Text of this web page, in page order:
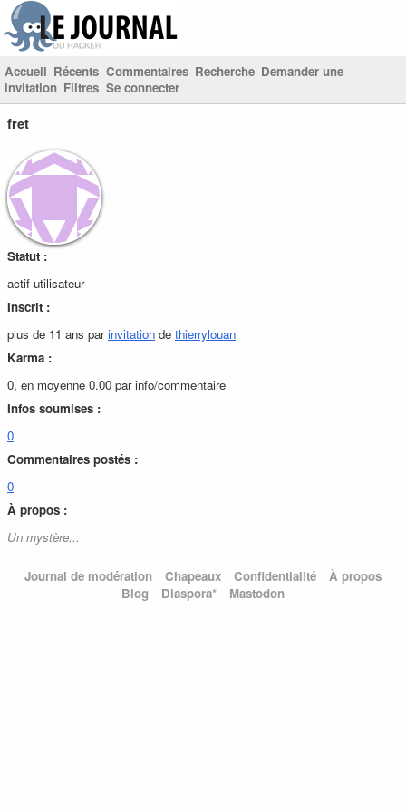
Accueil Récents Commentaires Recherche Demander une
invitation Filtres Se connecter
fret
Statut :
actif utilisateur
Inscrit :
plus de 11 ans parinvitation de thierrylouan
Karma :
0, en moyenne 0.00 par info/commentaire
Infos soumises :
0
Commentaires postés :
0
À propos :
Un mystère...
Journal de modération Chapeaux Confidentialité
À propos
Blog
Diaspora* Mastodon